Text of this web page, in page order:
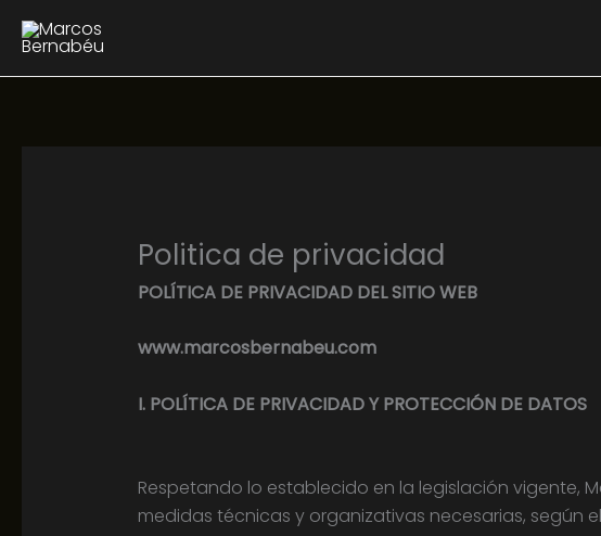
Politica de privacidad
POLÍTICA DE PRIVACIDAD DEL SITIO WEB
www.marcosbernabeu.com
I. POLÍTICA DE PRIVACIDAD Y PROTECCIÓN DE DATOS
Respetando lo establecido en la legislación vigente,
medidas técnicas y organizativas necesarias, según